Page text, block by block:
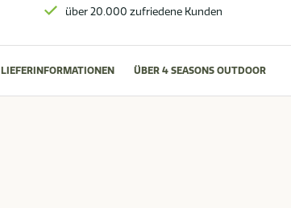
über 20.000 zufriedene Kunden
LIEFERINFORMATIONEN ÜBER 4 SEASONS OUTDOOR